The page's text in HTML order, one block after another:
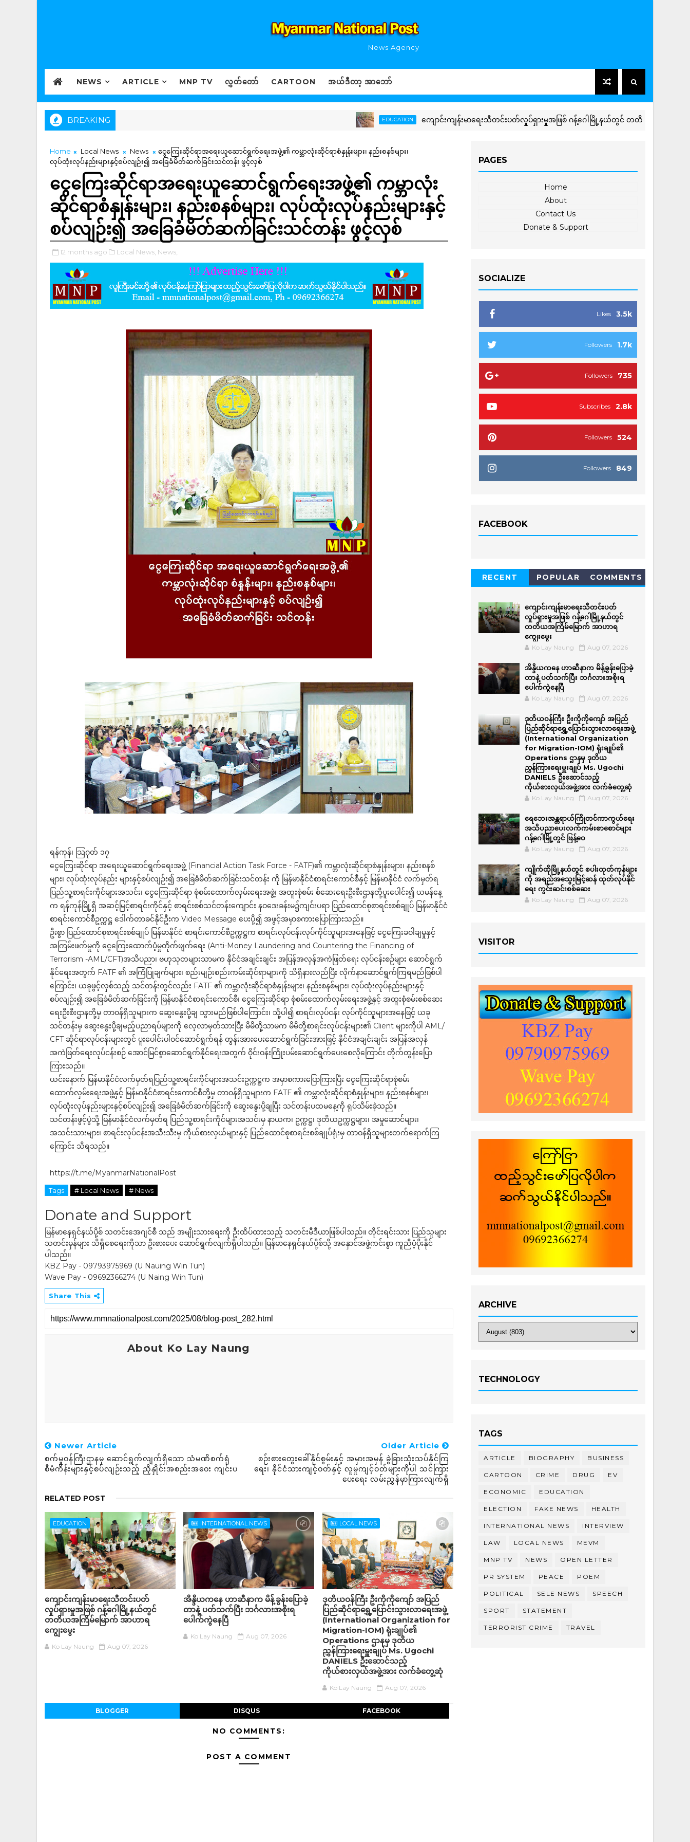
News Agency
NEWS ARTICLE MNP TV လွှတ်တော် CARTOON အယ်ဒီတာ့ အာဘော်
BREAKING EDUCATION ကျောင်းကျန်းမာရေးသီတင်းပတ်လှုပ်ရှားမှုအဖြစ် ဂန့်ဂေါမြို့နယ်တွင် တတိယအကြိမ်မြောက် အာဟ
Home Local News News
ငွေကြေးဆိုင်ရာအရေးယူဆောင်ရွက်ရေးအဖွဲ့၏ ကမ္ဘာလုံးဆိုင်ရာစံနှုန်းများ၊ နည်းစနစ်များ၊
လုပ်ထုံးလုပ်နည်းများနှင့်စပ်လျဉ်း၍ အခြေခံမိတ်ဆက်ခြင်းသင်တန်း ဖွင့်လှစ်
ငွေကြေးဆိုင်ရာအရေးယူဆောင်ရွက်ရေးအဖွဲ့၏ ကမ္ဘာလုံး
ဆိုင်ရာစံနှုန်းများ၊ နည်းစနစ်များ၊ လုပ်ထုံးလုပ်နည်းများနှင့်
စပ်လျဉ်း၍ အခြေခံမိတ်ဆက်ခြင်းသင်တန်း ဖွင့်လှစ်
12 months ago Local News, News,
ရန်ကုန်၊ သြဂုတ် ၁၇
ငွေကြေးဆိုင်ရာ အရေးယူဆောင်ရွက်ရေးအဖွဲ့ (Financial Action Task Force - FATF)၏ ကမ္ဘာလုံးဆိုင်ရာစံနှုန်းများ၊ နည်းစနစ်
များ၊ လုပ်ထုံးလုပ်နည်း များနှင့်စပ်လျဉ်း၍ အခြေခံမိတ်ဆက်ခြင်းသင်တန်း ကို မြန်မာနိုင်ငံစာရင်းကောင်စီနှင့် မြန်မာနိုင်ငံ လက်မှတ်ရ
ပြည်သူ့စာရင်းကိုင်များအသင်း၊ ငွေကြေးဆိုင်ရာ စုံစမ်းထောက်လှမ်းရေးအဖွဲ့၊ အထူးစုံစမ်း စ်ဆေးရေးဦးစီးဌာနတို့ပူးပေါင်း၍ ယမန်နေ့
က ရန်ကုန်မြို့ရှိ အဆင့်မြင့်စာရင်းကိုင်နှင့် စာရင်းစစ်သင်တန်းကျောင်း နဝဒေးခန်းမ၌ကျင်းပရာ ပြည်ထောင်စုစာရင်းစစ်ချုပ် မြန်မာနိုင်ငံ
စာရင်းကောင်စီဥက္ကဋ္ဌ ဒေါက်တာခင်နိုင်ဦးက Video Message ပေးပို့၍ အဖွင့်အမှာစကားပြောကြားသည်။
ဦးစွာ ပြည်ထောင်စုစာရင်းစစ်ချုပ် မြန်မာနိုင်ငံ စာရင်းကောင်စီဥက္ကဋ္ဌက စာရင်းလုပ်ငန်းလုပ်ကိုင်သူများအနေဖြင့် ငွေကြေးခဝါချမှုနှင့်
အကြမ်းဖက်မှုကို ငွေကြေးထောက်ပံ့မှုတိုက်ဖျက်ရေး (Anti-Money Laundering and Countering the Financing of
Terrorism -AML/CFT)အသိပညာ၊ ဗဟုသုတများသာမက နိုင်ငံအချင်းချင်း အပြန်အလှန်အကဲဖြတ်ရေး လုပ်ငန်းစဉ်များ ဆောင်ရွက်
နိုင်ရေးအတွက် FATF ၏ အကြံပြုချက်များ၊ စည်းမျဉ်းစည်းကမ်းဆိုင်ရာများကို သိရှိနားလည်ပြီး လိုက်နာဆောင်ရွက်ကြရမည်ဖြစ်ပါ
ကြောင်း၊ ယခုဖွင့်လှစ်သည့် သင်တန်းတွင်လည်း FATF ၏ ကမ္ဘာလုံးဆိုင်ရာစံနှုန်းများ၊ နည်းစနစ်များ၊ လုပ်ထုံးလုပ်နည်းများနှင့်
စပ်လျဉ်း၍ အခြေခံမိတ်ဆက်ခြင်းကို မြန်မာနိုင်ငံစာရင်းကောင်စီ၊ ငွေကြေးဆိုင်ရာ စုံစမ်းထောက်လှမ်းရေးအဖွဲ့နှင့် အထူးစုံစမ်းစစ်ဆေး
ရေးဦးစီးဌာနတို့မှ တာဝန်ရှိသူများက ဆွေးနွေးပို့ချ သွားမည်ဖြစ်ပါကြောင်း၊ သို့ပါ၍ စာရင်းလုပ်ငန်း လုပ်ကိုင်သူများအနေဖြင့် ယခု
သင်တန်းမှ ဆွေးနွေးပို့ချမည့်ပညာရပ်များကို လေ့လာမှတ်သားပြီး မိမိတို့သာမက မိမိတို့စာရင်းလုပ်ငန်းများ၏ Client များကိုပါ AML/
CFT ဆိုင်ရာလုပ်ငန်းများတွင် ပူးပေါင်းပါဝင်ဆောင်ရွက်ရန် တွန်းအားပေးဆောင်ရွက်ခြင်းအားဖြင့် နိုင်ငံအချင်းချင်း အပြန်အလှန်
အကဲဖြတ်ရေးလုပ်ငန်းစဉ် အောင်မြင်စွာဆောင်ရွက်နိုင်ရေးအတွက် ဝိုင်းဝန်းကြိုးပမ်းဆောင်ရွက်ပေးစေလိုကြောင်း တိုက်တွန်းပြော
ကြားသည်။
ယင်းနောက် မြန်မာနိုင်ငံလက်မှတ်ရပြည်သူ့စာရင်းကိုင်များအသင်းဥက္ကဋ္ဌက အမှာစကားပြောကြားပြီး ငွေကြေးဆိုင်ရာစုံစမ်း
ထောက်လှမ်းရေးအဖွဲ့နှင့် မြန်မာနိုင်ငံစာရင်းကောင်စီတို့မှ တာဝန်ရှိသူများက FATF ၏ ကမ္ဘာလုံးဆိုင်ရာစံနှုန်းများ၊ နည်းစနစ်များ၊
လုပ်ထုံးလုပ်နည်းများနှင့်စပ်လျဉ်း၍ အခြေခံမိတ်ဆက်ခြင်းကို ဆွေးနွေးပို့ချပြီး သင်တန်းပထမနေ့ကို ရုပ်သိမ်းခဲ့သည်။
သင်တန်းဖွင့်ပွဲသို့ မြန်မာနိုင်ငံလက်မှတ်ရ ပြည်သူ့စာရင်းကိုင်များအသင်းမှ နာယက၊ ဥက္ကဋ္ဌ၊ ဒုတိယဥက္ကဋ္ဌများ၊ အမှုဆောင်များ၊
အသင်းသားများ၊ စာရင်းလုပ်ငန်းအသီးသီးမှ ကိုယ်စားလှယ်များနှင့် ပြည်ထောင်စုစာရင်းစစ်ချုပ်ရုံးမှ တာဝန်ရှိသူများတက်ရောက်ကြ
ကြောင်း သိရသည်။
https://t.me/MyanmarNationalPost
Tags # Local News # News
Donate and Support
မြန်မာနေရှင်နယ်ပို့စ် သတင်းအေဂျင်စီ သည် အမျိုးသားရေးကို ဦးထိပ်ထားသည့် သတင်းမီဒီယာဖြစ်ပါသည်။ တိုင်းရင်းသား ပြည်သူများ
သတင်းမှန်များ သိရှိစေရေးကိုသာ ဦးစားပေး ဆောင်ရွက်လျက်ရှိပါသည်။ မြန်မာနေရှင်နယ်ပို့စ်သို့ အနှောင်အဖွဲ့ကင်းစွာ ကူညီပံ့ပိုးနိုင်
ပါသည်။
KBZ Pay - 09793975969 (U Nauing Win Tun)
Wave Pay - 09692366274 (U Naing Win Tun)
Share This
About Ko Lay Naung
Newer Article
စက်မှုဝန်ကြီးဌာနမှ ဆောင်ရွက်လျက်ရှိသော သံမဏိစက်ရုံ
စီမံကိန်းများနှင့်စပ်လျဉ်းသည့် ညှိနှိုင်းအစည်းအဝေး ကျင်းပ
Older Article
စဉ်းစားတွေးခေါ်နိုင်စွမ်းနှင့် အမှားအမှန် ခွဲခြားသုံးသပ်နိုင်ကြ
ရေး၊ နိုင်ငံသားကျင့်ဝတ်နှင့် လူမှုကျင့်ဝတ်များကိုပါ သင်ကြား
ပေးရေး လမ်းညွှန်မှာကြားလျက်ရှိ
RELATED POST
EDUCATION
ကျောင်းကျန်းမာရေးသီတင်းပတ်
လှုပ်ရှားမှုအဖြစ် ဂန့်ဂေါမြို့နယ်တွင်
တတိယအကြိမ်မြောက် အာဟာရ
ကျွေးမွေး
Ko Lay Naung Aug 07, 2026
INTERNATIONAL NEWS
အိန္ဒိယကနေ ဟာဆီနာက မိန့်ခွန်းပြောခဲ့
တာနဲ့ ပတ်သက်ပြီး ဘင်္ဂလားအစိုးရ
ပေါက်ကွဲနေပြီ
Ko Lay Naung Aug 07, 2026
LOCAL NEWS
ဒုတိယဝန်ကြီး ဦးကိုကိုကျော် အပြည်
ပြည်ဆိုင်ရာရွှေ့ပြောင်းသွားလာရေးအဖွဲ့
(International Organization for
Migration-IOM) ရုံးချုပ်၏
Operations ဌာနမှ ဒုတိယ
ညွှန်ကြားရေးမှူးချုပ် Ms. Ugochi
DANIELS ဦးဆောင်သည့်
ကိုယ်စားလှယ်အဖွဲ့အား လက်ခံတွေ့ဆုံ
Ko Lay Naung Aug 07, 2026
BLOGGER DISQUS FACEBOOK
NO COMMENTS:
POST A COMMENT
PAGES
Home
About
Contact Us
Donate & Support
SOCIALIZE
3.5k
Likes
1.7k
Followers
735
Followers
2.8k
Subscribes
524
Followers
849
Followers
FACEBOOK
RECENT POPULAR COMMENTS
ကျောင်းကျန်းမာရေးသီတင်းပတ်
လှုပ်ရှားမှုအဖြစ် ဂန့်ဂေါမြို့နယ်တွင်
တတိယအကြိမ်မြောက် အာဟာရ
ကျွေးမွေး
Ko Lay Naung Aug 07, 2026
အိန္ဒိယကနေ ဟာဆီနာက မိန့်ခွန်းပြောခဲ့
တာနဲ့ ပတ်သက်ပြီး ဘင်္ဂလားအစိုးရ
ပေါက်ကွဲနေပြီ
Ko Lay Naung Aug 07, 2026
ဒုတိယဝန်ကြီး ဦးကိုကိုကျော် အပြည်
ပြည်ဆိုင်ရာရွှေ့ပြောင်းသွားလာရေးအဖွဲ့
(International Organization
for Migration-IOM) ရုံးချုပ်၏
Operations ဌာနမှ ဒုတိယ
ညွှန်ကြားရေးမှူးချုပ် Ms. Ugochi
DANIELS ဦးဆောင်သည့်
ကိုယ်စားလှယ်အဖွဲ့အား လက်ခံတွေ့ဆုံ
Ko Lay Naung Aug 07, 2026
ရေဘေးအန္တရာယ်ကြိုတင်ကာကွယ်ရေး
အသိပညာပေးလက်ကမ်းစာစောင်များ
ဂန့်ဂေါမြို့တွင် ဖြန့်ဝေ
Ko Lay Naung Aug 07, 2026
ကျိုက်ထိုမြို့နယ်တွင် စပါးထုတ်ကုန်များ
ကို အရည်အ‌သွေးမြင့်ဆန် ထုတ်လုပ်နိုင်
ရေး ကွင်းဆင်းစစ်ဆေး
Ko Lay Naung Aug 07, 2026
VISITOR
ARCHIVE
TECHNOLOGY
TAGS
ARTICLE BIOGRAPHY BUSINESS
CARTOON CRIME DRUG EV
ECONOMIC EDUCATION
ELECTION FAKE NEWS HEALTH
INTERNATIONAL NEWS INTERVIEW
LAW LOCAL NEWS MEVM
MNP TV NEWS OPEN LETTER
PR SYSTEM PEACE POEM
POLITICAL SELE NEWS SPEECH
SPORT STATEMENT
TERRORIST CRIME TRAVEL